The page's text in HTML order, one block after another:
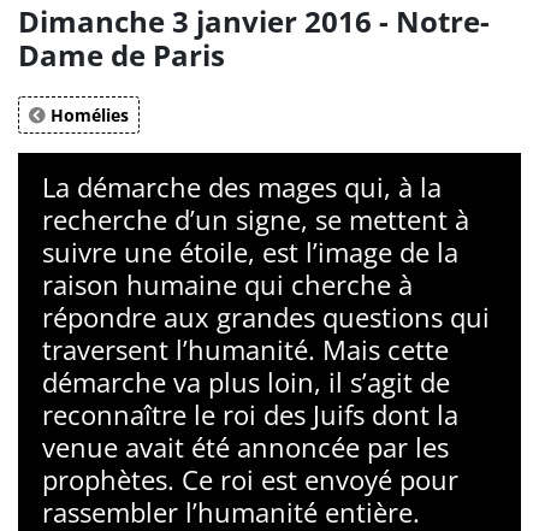
Dimanche 3 janvier 2016 - Notre-
Dame de Paris
Homélies
La démarche des mages qui, à la
recherche d’un signe, se mettent à
suivre une étoile, est l’image de la
raison humaine qui cherche à
répondre aux grandes questions qui
traversent l’humanité. Mais cette
démarche va plus loin, il s’agit de
reconnaître le roi des Juifs dont la
venue avait été annoncée par les
prophètes. Ce roi est envoyé pour
rassembler l’humanité entière.